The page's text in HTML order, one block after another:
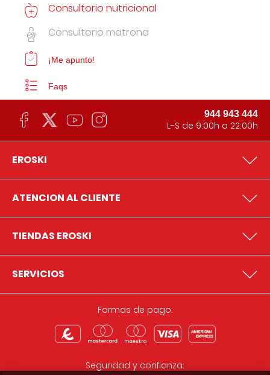
Consultorio nutricional
Consultorio matrona
¡Me apunto!
Faqs
944 943 444
L-S de 9:00h a 22:00h
EROSKI
ATENCION AL CLIENTE
TIENDAS EROSKI
SERVICIOS
Formas de pago:
Seguridad y confianza: